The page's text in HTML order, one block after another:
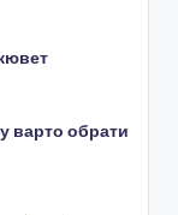
варто обрати